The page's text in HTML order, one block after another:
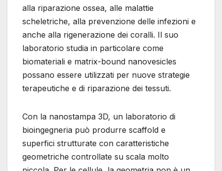
alla riparazione ossea, alle malattie
scheletriche, alla prevenzione delle infezioni e
anche alla rigenerazione dei coralli. Il suo
laboratorio studia in particolare come
biomateriali e matrix-bound nanovesicles
possano essere utilizzati per nuove strategie
terapeutiche e di riparazione dei tessuti.
Con la nanostampa 3D, un laboratorio di
bioingegneria può produrre scaffold e
superfici strutturate con caratteristiche
geometriche controllate su scala molto